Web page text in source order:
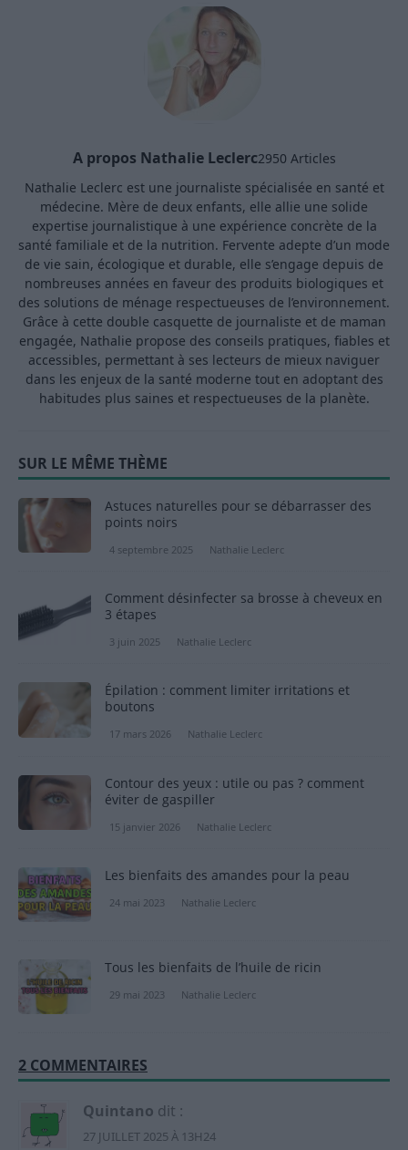
A propos Nathalie Leclerc2950 Articles
Nathalie Leclerc est une journaliste spécialisée en santé et
médecine. Mère de deux enfants, elle allie une solide
expertise journalistique à une expérience concrète de la
santé familiale et de la nutrition. Fervente adepte d’un mode
de vie sain, écologique et durable, elle s’engage depuis de
nombreuses années en faveur des produits biologiques et
des solutions de ménage respectueuses de l’environnement.
Grâce à cette double casquette de journaliste et de maman
engagée, Nathalie propose des conseils pratiques, fiables et
accessibles, permettant à ses lecteurs de mieux naviguer
dans les enjeux de la santé moderne tout en adoptant des
habitudes plus saines et respectueuses de la planète.
SUR LE MÊME THÈME
Astuces naturelles pour se débarrasser des
points noirs
4 septembre 2025 Nathalie Leclerc
Comment désinfecter sa brosse à cheveux en
3 étapes
3 juin 2025 Nathalie Leclerc
Épilation : comment limiter irritations et
boutons
17 mars 2026 Nathalie Leclerc
Contour des yeux : utile ou pas ? comment
éviter de gaspiller
15 janvier 2026 Nathalie Leclerc
Les bienfaits des amandes pour la peau
24 mai 2023 Nathalie Leclerc
Tous les bienfaits de l’huile de ricin
29 mai 2023 Nathalie Leclerc
2 COMMENTAIRES
Quintano dit :
27 JUILLET 2025 À 13H24